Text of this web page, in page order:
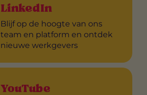
LinkedIn
Blijf op de hoogte van ons
team en platform en ontdek
nieuwe werkgevers
YouTube